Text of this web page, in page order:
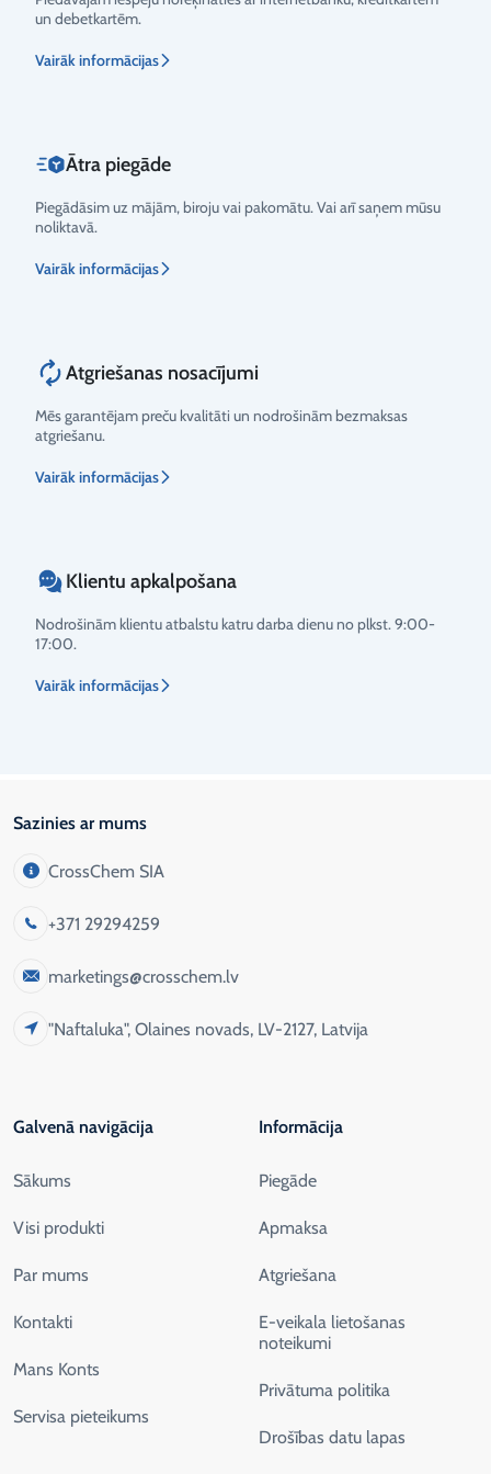
un debetkartēm.
Vairāk informācijas
Ātra piegāde
Piegādāsim uz mājām, biroju vai pakomātu. Vai arī saņem mūsu
noliktavā.
Vairāk informācijas
Atgriešanas nosacījumi
Mēs garantējam preču kvalitāti un nodrošinām bezmaksas
atgriešanu.
Vairāk informācijas
Klientu apkalpošana
Nodrošinām klientu atbalstu katru darba dienu no plkst. 9:00-
17:00.
Vairāk informācijas
Sazinies ar mums
CrossChem SIA
+371 29294259
marketings@crosschem.lv
"Naftaluka", Olaines novads, LV-2127, Latvija
Galvenā navigācija
Sākums
Visi produkti
Par mums
Kontakti
Mans Konts
Servisa pieteikums
Informācija
Piegāde
Apmaksa
Atgriešana
E-veikala lietošanas
noteikumi
Privātuma politika
Drošības datu lapas